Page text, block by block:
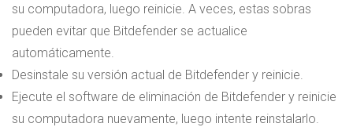
su computadora, luego reinicie. A veces, estas sobras
pueden evitar que Bitdefender se actualice
automáticamente.
Desinstale su versión actual de Bitdefender y reinicie.
Ejecute el software de eliminación de Bitdefender y reinicie
su computadora nuevamente, luego intente reinstalarlo.